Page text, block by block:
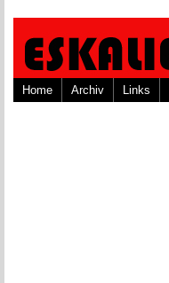
Home Archiv Links